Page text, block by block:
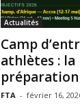
Actualités
Camp
athlètes : la
préparation
FTA - février 16,